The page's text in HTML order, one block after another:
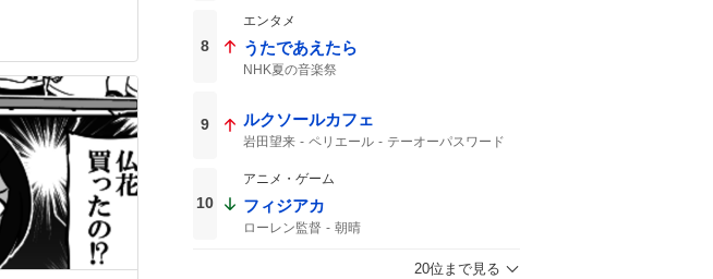
8
エンタメ
うたであえたら
NHK夏の音楽祭
9 ルクソールカフェ
岩田望来 ペリエール
テーオーパスワード
オメガギネス
エルムS
札幌11
10
アニメ・ゲーム
フィジアカ
ローレン監督 朝晴
20位まで見る